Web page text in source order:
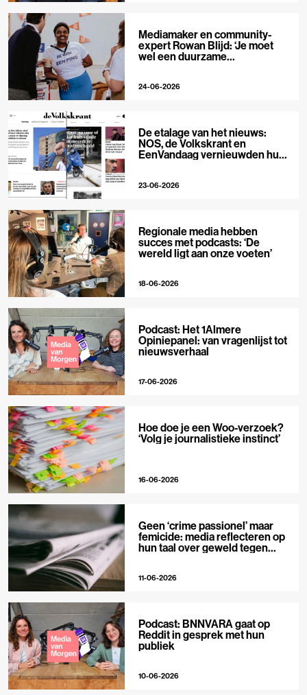
Mediamaker en community-
expert Rowan Blijd: ‘Je moet
wel een duurzame
24-06-2026
De etalage van het nieuws:
NOS, de Volkskrant en
EenVandaag vernieuwden hun
23-06-2026
Regionale media hebben
succes met podcasts: ‘De
wereld ligt aan onze voeten’
18-06-2026
Podcast: Het 1Almere
Opiniepanel: van vragenlijst tot
nieuwsverhaal
17-06-2026
Hoe doe je een Woo-verzoek?
‘Volg je journalistieke instinct’
16-06-2026
Geen ‘crime passionel’ maar
femicide: media reflecteren op
hun taal over geweld tegen
11-06-2026
Podcast: BNNVARA gaat op
Reddit in gesprek met hun
publiek
10-06-2026